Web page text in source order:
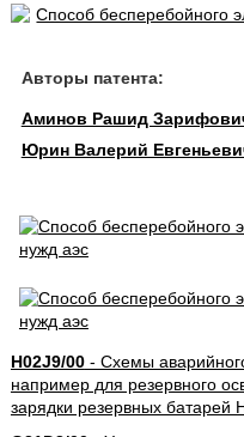
Авторы патента:
Аминов Рашид
Юрин Валерий
H02J9/00- Схемы
например для резервного
зарядки резервных батарей